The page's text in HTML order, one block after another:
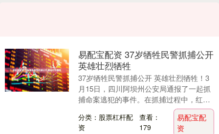
易配宝配资 37岁牺牲民警抓捕公开
英雄壮烈牺牲
37岁牺牲民警抓捕公开 英雄壮烈牺牲！3
月15日，四川阿坝州公安局通报了一起抓
捕命案逃犯的事件。在抓捕过程中，红原
县公安局民警额旺格拉壮烈牺牲。 3月19
日，额....
分类：股票杠杆配
资
查看：
179
易配宝配
资